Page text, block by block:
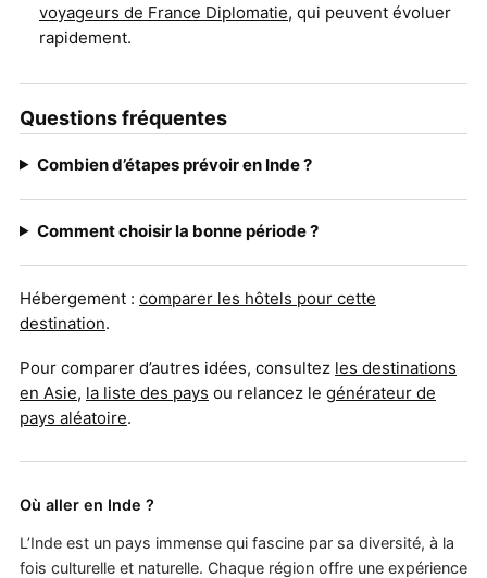
voyageurs de France Diplomatie, qui peuvent évoluer
rapidement.
Questions fréquentes
Combien d’étapes prévoir en Inde ?
Comment choisir la bonne période ?
Hébergement : comparer les hôtels pour cette
destination.
Pour comparer d’autres idées, consultez les destinations
en Asie, la liste des pays ou relancez le générateur de
pays aléatoire.
Où aller en Inde ?
L’Inde est un pays immense qui fascine par sa diversité, à la
fois culturelle et naturelle. Chaque région offre une expérience